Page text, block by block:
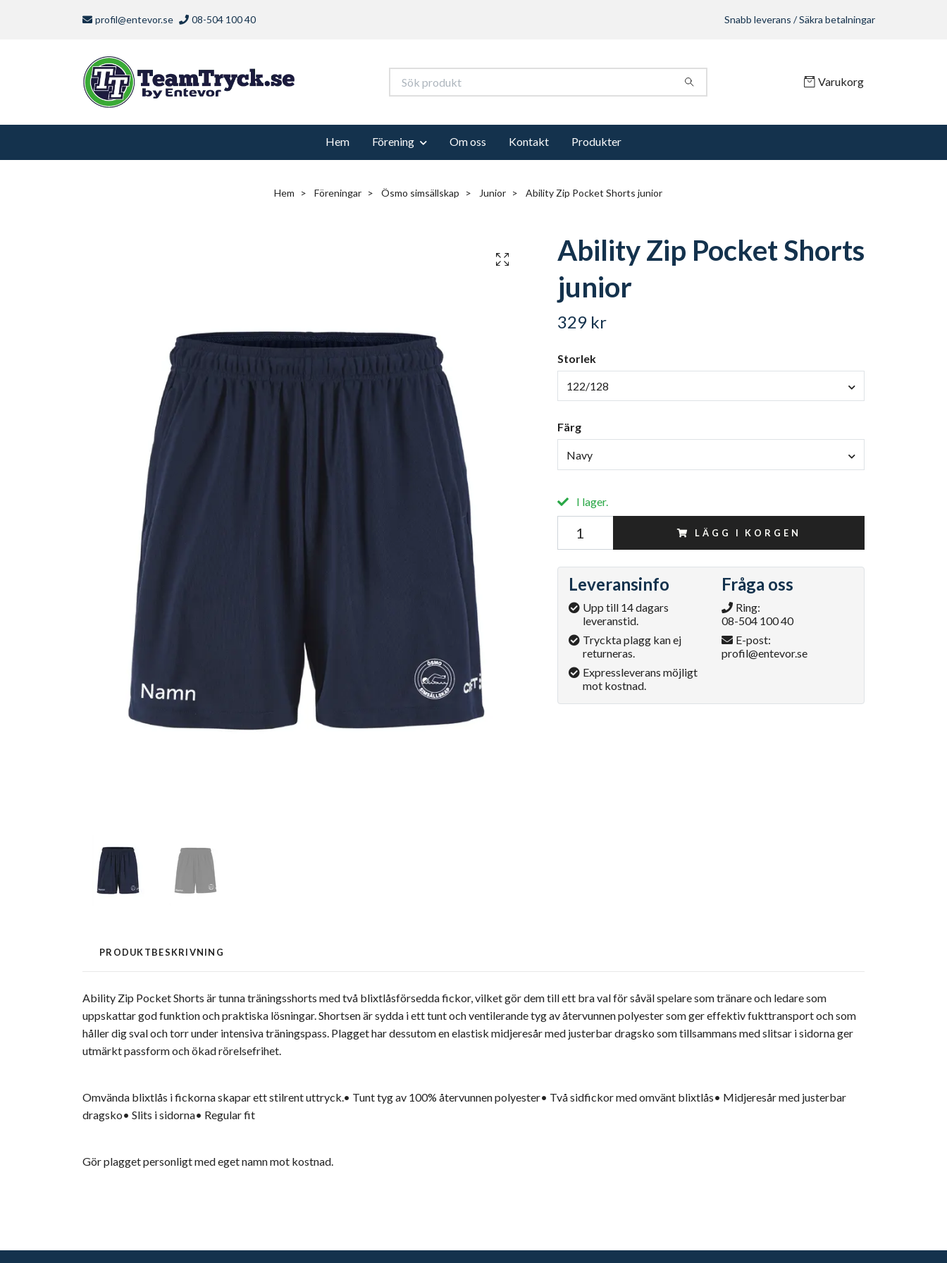
profil@entevor.se 08-504 100 40 Snabb leverans / Säkra betalningar
Varukorg
Hem Förening Om oss Kontakt Produkter
Hem Föreningar Ösmo simsällskap Junior Ability Zip Pocket Shorts junior
Ability Zip Pocket Shorts
junior
329 kr
Storlek
122/128
Färg
Navy
I lager.
LÄGG I KORGEN
Leveransinfo
Upp till 14 dagars
leveranstid.
Tryckta plagg kan ej
returneras.
Expressleverans möjligt
mot kostnad.
Fråga oss
Ring:
08-504 100 40
E-post:
profil@entevor.se
PRODUKTBESKRIVNING
Ability Zip Pocket Shorts är tunna träningsshorts med två blixtlåsförsedda fickor, vilket gör dem till ett bra val för såväl spelare som tränare och ledare som
uppskattar god funktion och praktiska lösningar. Shortsen är sydda i ett tunt och ventilerande tyg av återvunnen polyester som ger effektiv fukttransport och som
håller dig sval och torr under intensiva träningspass. Plagget har dessutom en elastisk midjeresår med justerbar dragsko som tillsammans med slitsar i sidorna ger
utmärkt passform och ökad rörelsefrihet.
Omvända blixtlås i fickorna skapar ett stilrent uttryck.• Tunt tyg av 100% återvunnen polyester• Två sidfickor med omvänt blixtlås• Midjeresår med justerbar
dragsko• Slits i sidorna• Regular fit
Gör plagget personligt med eget namn mot kostnad.